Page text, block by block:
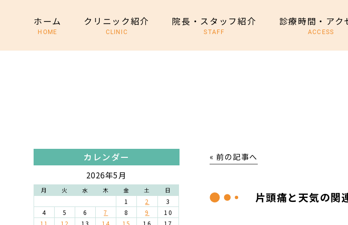
ホーム
HOME
クリニック紹介
CLINIC
院長・スタッフ紹介
STAFF
診療時間・アク
ACCESS
« 前の記事へ
片頭痛と天気の関
カレンダー
2026年5月
月 火 水 木 金 土 日
1 2
3
4
5 6 7 8 9
10
11
12 13 14 15 16
17